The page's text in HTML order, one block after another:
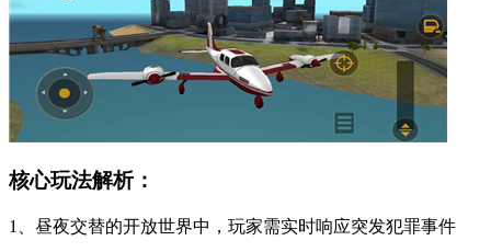
核心玩法解析：
1、昼夜交替的开放世界中，玩家需实时响应突发犯罪事件